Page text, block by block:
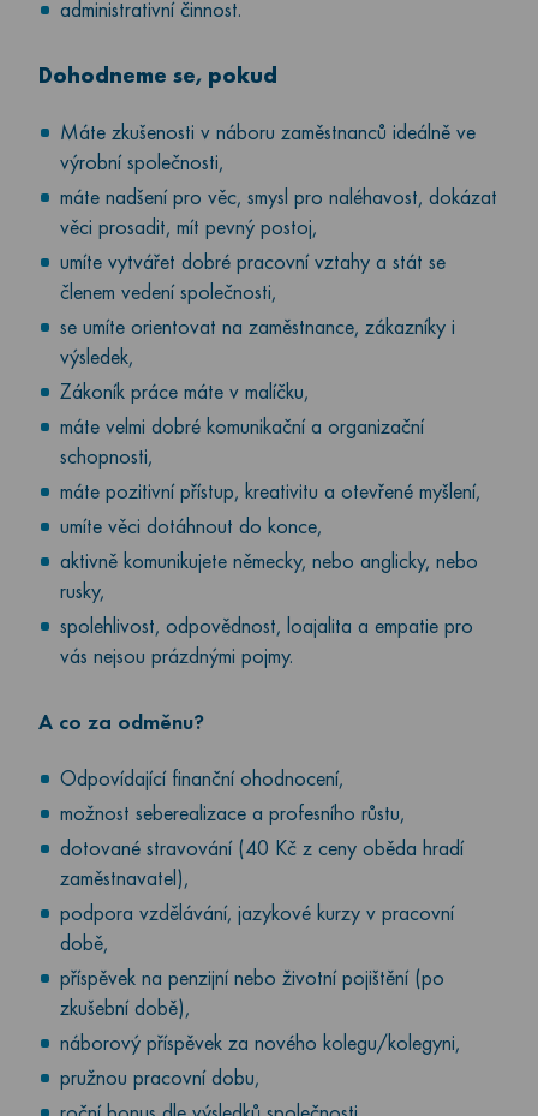
administrativní činnost.
Dohodneme se, pokud
Máte zkušenosti v náboru zaměstnanců ideálně ve
výrobní společnosti,
máte nadšení pro věc, smysl pro naléhavost, dokázat
věci prosadit, mít pevný postoj,
umíte vytvářet dobré pracovní vztahy a stát se
členem vedení společnosti,
se umíte orientovat na zaměstnance, zákazníky i
výsledek,
Zákoník práce máte v malíčku,
máte velmi dobré komunikační a organizační
schopnosti,
máte pozitivní přístup, kreativitu a otevřené myšlení,
umíte věci dotáhnout do konce,
aktivně komunikujete německy, nebo anglicky, nebo
rusky,
spolehlivost, odpovědnost, loajalita a empatie pro
vás nejsou prázdnými pojmy.
A co za odměnu?
Odpovídající finanční ohodnocení,
možnost seberealizace a profesního růstu,
dotované stravování (40 Kč z ceny oběda hradí
zaměstnavatel),
podpora vzdělávání, jazykové kurzy v pracovní
době,
příspěvek na penzijní nebo životní pojištění (po
zkušební době),
náborový příspěvek za nového kolegu/kolegyni,
pružnou pracovní dobu,